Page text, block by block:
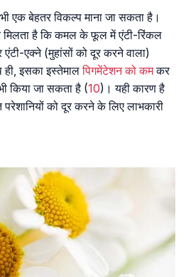
एक बेहतर विकल्प माना जा सकता है।
मिलता है कि कमल के फूल में एंटी-रिंकल
एंटी-एक्ने (मुहांसों को दूर करने वाला)
ही, इसका इस्तेमालपिगमेंटेशन को कमकर
किया जा सकता है (10)। यही कारण है
को दूर करने के लिए लाभकारी